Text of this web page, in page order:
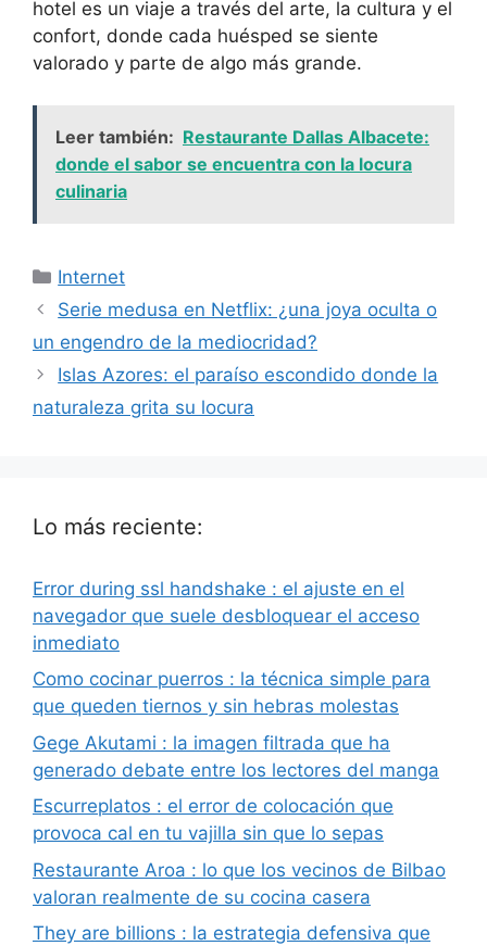
hotel es un viaje a través del arte, la cultura y el
confort, donde cada huésped se siente
valorado y parte de algo más grande.
Leer también: Restaurante Dallas Albacete:
donde el sabor se encuentra con la locura
culinaria
Categorías
Internet
Serie medusa en Netflix: ¿una joya oculta o
un engendro de la mediocridad?
Islas Azores: el paraíso escondido donde la
naturaleza grita su locura
Lo más reciente:
Error during ssl handshake : el ajuste en el
navegador que suele desbloquear el acceso
inmediato
Como cocinar puerros : la técnica simple para
que queden tiernos y sin hebras molestas
Gege Akutami : la imagen filtrada que ha
generado debate entre los lectores del manga
Escurreplatos : el error de colocación que
provoca cal en tu vajilla sin que lo sepas
Restaurante Aroa : lo que los vecinos de Bilbao
valoran realmente de su cocina casera
They are billions : la estrategia defensiva que